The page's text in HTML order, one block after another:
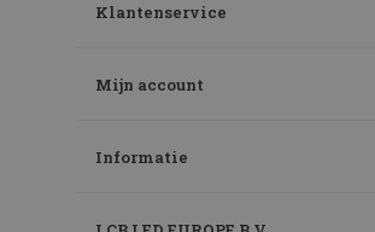
Klantenservice
Mijn account
Informatie